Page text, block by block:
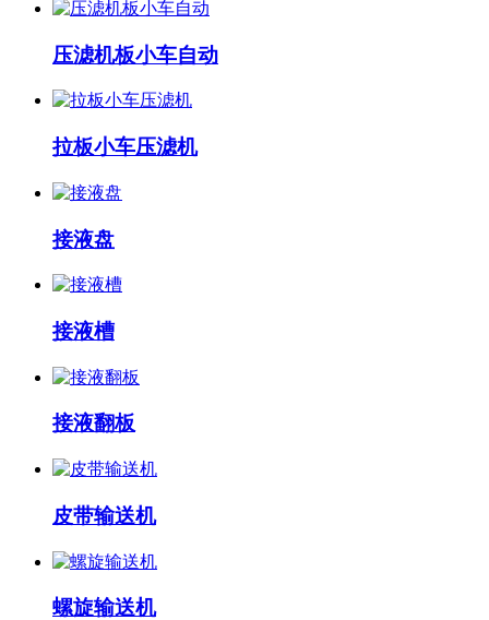
压滤机板小车自动
拉板小车压滤机
接液盘
接液槽
接液翻板
皮带输送机
螺旋输送机